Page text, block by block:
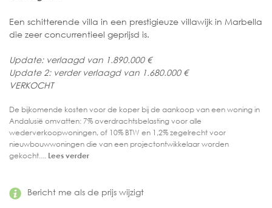
Bericht me als de prijs wijzigt
Een schitterende villa in een prestigieuze villawijk in Marbella
die zeer concurrentieel geprijsd is.
Update: verlaagd van 1.890.000 €
Update 2: verder verlaagd van 1.680.000 €
VERKOCHT
De bijkomende kosten voor de koper bij de aankoop van een woning in
Andalusië omvatten: 7% overdrachtsbelasting voor alle
wederverkoopwoningen, of 10% BTW en 1,2% zegelrecht voor
nieuwbouwwoningen die van een projectontwikkelaar worden
gekocht.... Lees verder